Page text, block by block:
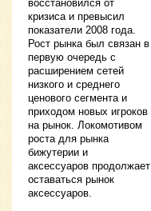
восстановился от
кризиса и превысил
показатели 2008 года.
Рост рынка был связан в
первую очередь с
расширением сетей
низкого и среднего
ценового сегмента и
приходом новых игроков
на рынок. Локомотивом
роста для рынка
бижутерии и
аксессуаров продолжает
оставаться рынок
аксессуаров.